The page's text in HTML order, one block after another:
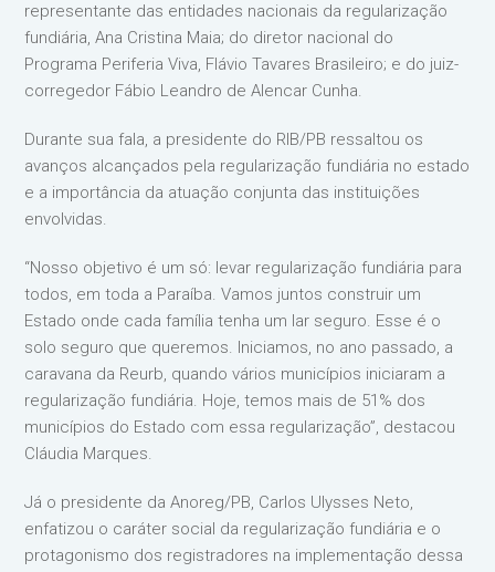
representante das entidades nacionais da regularização
fundiária, Ana Cristina Maia; do diretor nacional do
Programa Periferia Viva, Flávio Tavares Brasileiro; e do juiz-
corregedor Fábio Leandro de Alencar Cunha.
Durante sua fala, a presidente do RIB/PB ressaltou os
avanços alcançados pela regularização fundiária no estado
e a importância da atuação conjunta das instituições
envolvidas.
“Nosso objetivo é um só: levar regularização fundiária para
todos, em toda a Paraíba. Vamos juntos construir um
Estado onde cada família tenha um lar seguro. Esse é o
solo seguro que queremos. Iniciamos, no ano passado, a
caravana da Reurb, quando vários municípios iniciaram a
regularização fundiária. Hoje, temos mais de 51% dos
municípios do Estado com essa regularização”, destacou
Cláudia Marques.
Já o presidente da Anoreg/PB, Carlos Ulysses Neto,
enfatizou o caráter social da regularização fundiária e o
protagonismo dos registradores na implementação dessa